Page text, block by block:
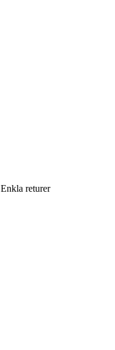
Enkla returer